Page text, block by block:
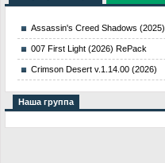
Assassin's Creed Shadows (2025)
007 First Light (2026) RePack
Crimson Desert v.1.14.00 (2026)
Наша группа